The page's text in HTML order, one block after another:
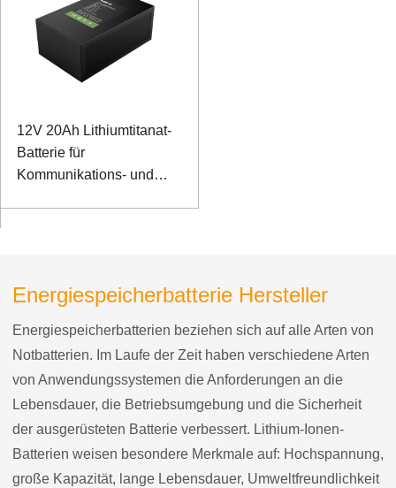
12V 20Ah Lithiumtitanat-
Batterie für
Kommunikations- und
Energiespeicherbatterie Hersteller
Energiespeicherbatterien beziehen sich auf alle Arten von
Notbatterien. Im Laufe der Zeit haben verschiedene Arten
von Anwendungssystemen die Anforderungen an die
Lebensdauer, die Betriebsumgebung und die Sicherheit
der ausgerüsteten Batterie verbessert. Lithium-Ionen-
Batterien weisen besondere Merkmale auf: Hochspannung,
große Kapazität, lange Lebensdauer, Umweltfreundlichkeit